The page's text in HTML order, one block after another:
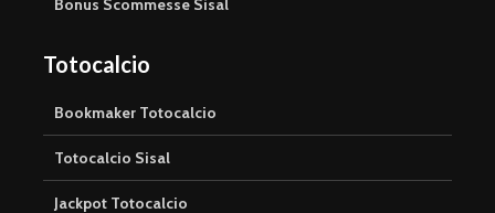
Bonus Scommesse Sisal
Totocalcio
Bookmaker Totocalcio
Totocalcio Sisal
Jackpot Totocalcio